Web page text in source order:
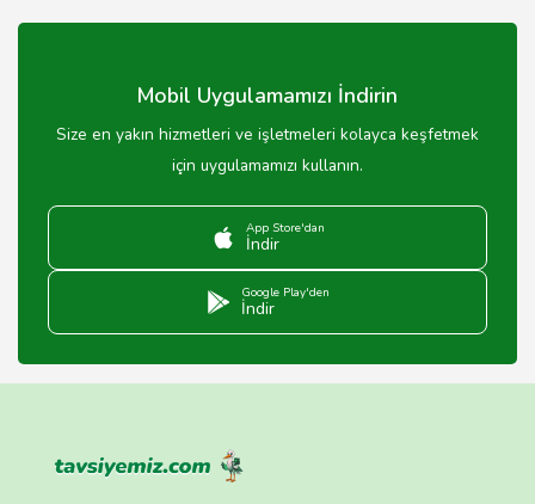
göre değişiklik göstermektedir.
Mobil Uygulamamızı İndirin
Size en yakın hizmetleri ve işletmeleri kolayca keşfetmek
için uygulamamızı kullanın.
App Store'dan
İndir
Google Play'den
İndir